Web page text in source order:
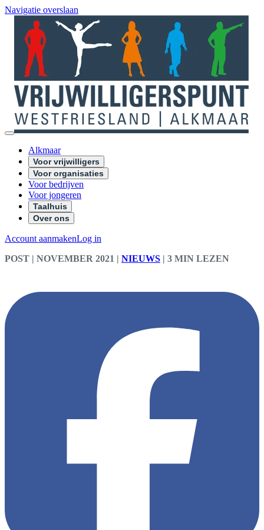
Navigatie overslaan
Alkmaar
Voor vrijwilligers
Voor organisaties
Voor bedrijven
Voor jongeren
Taalhuis
Over ons
Account aanmakenLog in
POST | NOVEMBER 2021 | NIEUWS | 3 MIN LEZEN